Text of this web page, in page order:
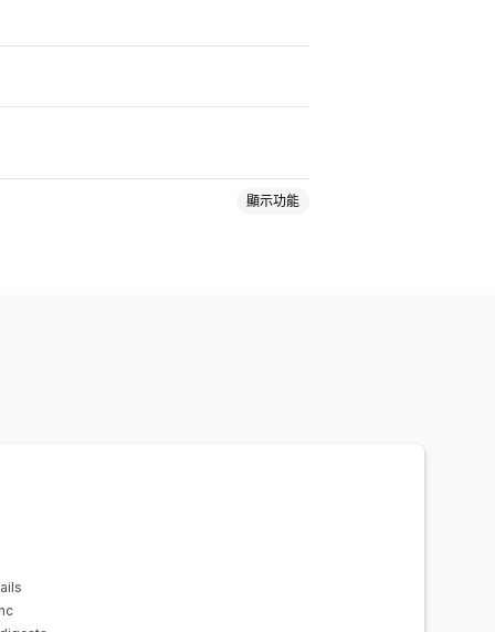
顯示功能